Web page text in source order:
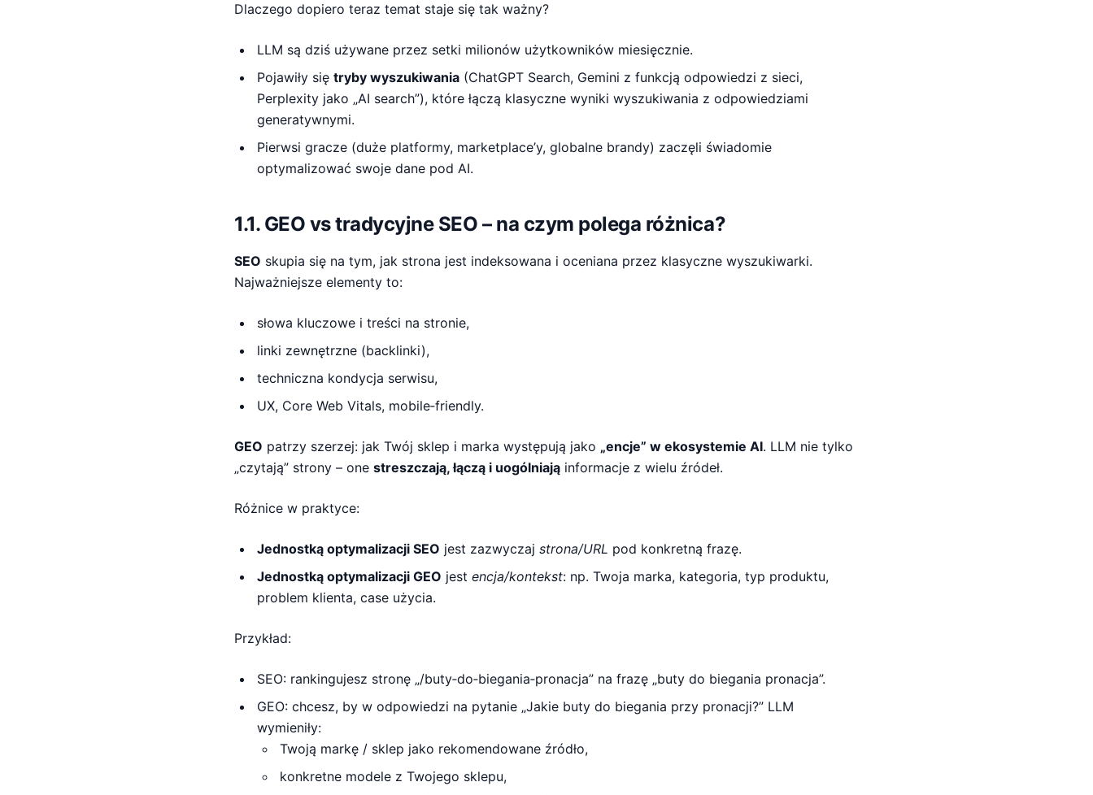
Dlaczego dopiero teraz temat staje się tak ważny?
LLM są dziś używane przez setki milionów użytkowników miesięcznie.
Pojawiły się tryby wyszukiwania (ChatGPT Search, Gemini z funkcją odpowiedzi z sieci,
Perplexity jako „AI search”), które łączą klasyczne wyniki wyszukiwania z odpowiedziami
generatywnymi.
Pierwsi gracze (duże platformy, marketplace’y, globalne brandy) zaczęli świadomie
optymalizować swoje dane pod AI.
1.1. GEO vs tradycyjne SEO – na czym polega różnica?
SEO skupia się na tym, jak strona jest indeksowana i oceniana przez klasyczne wyszukiwarki.
Najważniejsze elementy to:
słowa kluczowe i treści na stronie,
linki zewnętrzne (backlinki),
techniczna kondycja serwisu,
UX, Core Web Vitals, mobile‑friendly.
GEO patrzy szerzej: jak Twój sklep i marka występują jako „encje” w ekosystemie AI. LLM nie tylko
„czytają” strony – one streszczają, łączą i uogólniają informacje z wielu źródeł.
Różnice w praktyce:
Jednostką optymalizacji SEO jest zazwyczaj strona/URL pod konkretną frazę.
Jednostką optymalizacji GEO jest encja/kontekst: np. Twoja marka, kategoria, typ produktu,
problem klienta, case użycia.
Przykład:
SEO: rankingujesz stronę „/buty‑do‑biegania‑pronacja” na frazę „buty do biegania pronacja”.
GEO: chcesz, by w odpowiedzi na pytanie „Jakie buty do biegania przy pronacji?” LLM
wymieniły:
Twoją markę / sklep jako rekomendowane źródło,
konkretne modele z Twojego sklepu,